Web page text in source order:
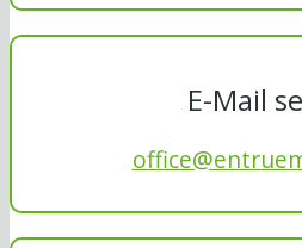
E-Mail